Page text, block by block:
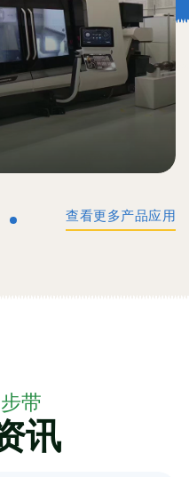
查看更多产品应用
带
讯